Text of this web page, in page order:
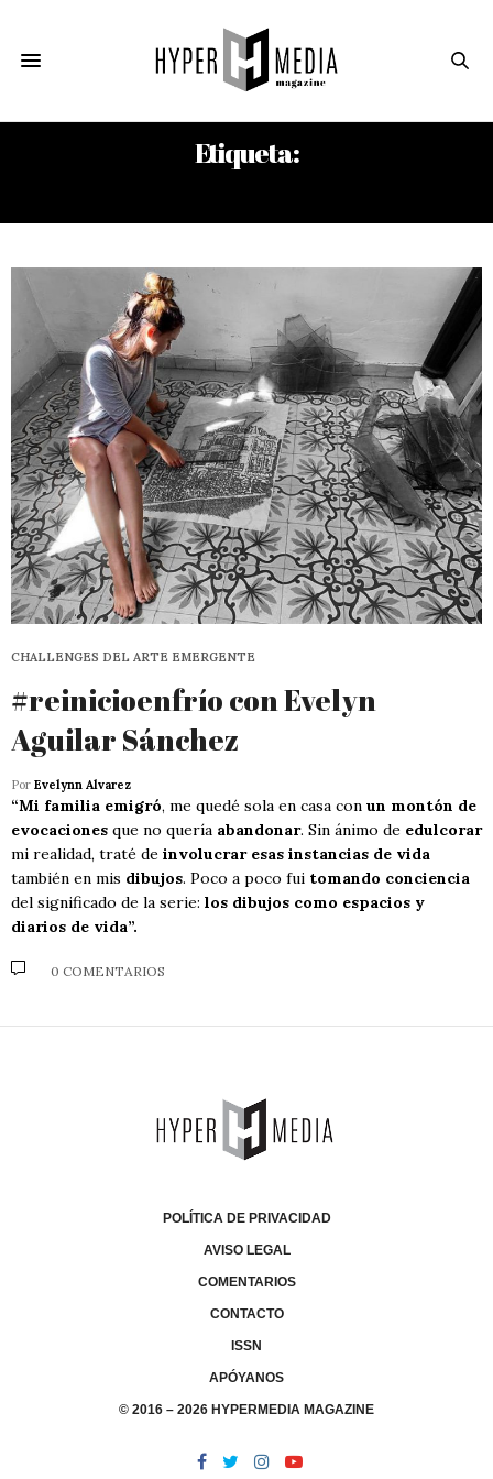
Etiqueta:
CHALLENGES DEL ARTE EMERGENTE
#reinicioenfrío con Evelyn
Aguilar Sánchez
Por Evelynn Alvarez
“Mi familia emigró, me quedé sola en casa con un montón de
evocaciones que no quería abandonar. Sin ánimo de edulcorar
mi realidad, traté de involucrar esas instancias de vida
también en mis dibujos. Poco a poco fui tomando conciencia
del significado de la serie: los dibujos como espacios y
diarios de vida”.
0 COMENTARIOS
POLÍTICA DE PRIVACIDAD
AVISO LEGAL
COMENTARIOS
CONTACTO
ISSN
APÓYANOS
© 2016 – 2026 HYPERMEDIA MAGAZINE